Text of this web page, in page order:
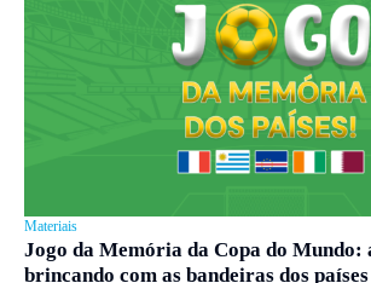
Materiais
Jogo da Memória da Copa do Mundo:
brincando com as bandeiras dos